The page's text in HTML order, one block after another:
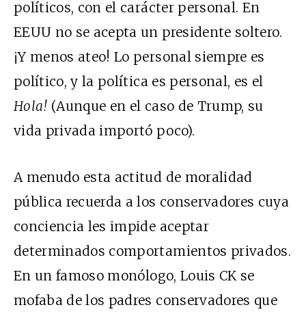
políticos, con el carácter personal. En
EEUU no se acepta un presidente soltero.
¡Y menos ateo! Lo personal siempre es
político, y la política es personal, es el
Hola! (Aunque en el caso de Trump, su
vida privada importó poco).
A menudo esta actitud de moralidad
pública recuerda a los conservadores cuya
conciencia les impide aceptar
determinados comportamientos privados.
En unfamoso monólogo, Louis CK se
mofaba de los padres conservadores que